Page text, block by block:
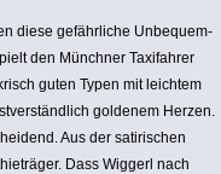
diese gefähr­liche Unbe­quem­
den Münchner Taxi­fahrer
guten Typen mit leichtem
goldenem Herzen.
Aus der sati­ri­schen
Dass Wiggerl nach